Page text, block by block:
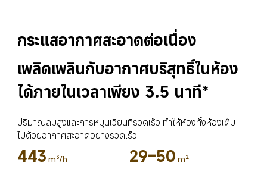
กระแสอากาศสะอาดต่อเนื่อง
เพลิดเพลินกับอากาศบริสุทธิ์ในห้อง
ได้ภายในเวลาเพียง 3.5 นาที*
ปริมาณลมสูงและการหมุนเวียนที่รวดเร็ว ทำให้ห้องทั้งห้องเต็ม
ไปด้วยอากาศสะอาดอย่างรวดเร็ว
443 m³/h
29–50 m²